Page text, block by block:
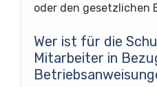
oder den gesetzlichen
Wer ist für die
Mitarbeiter in